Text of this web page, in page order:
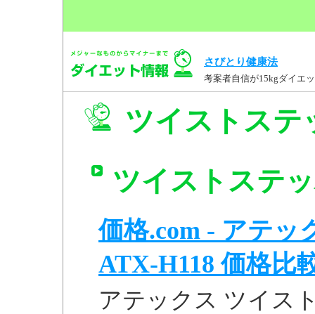
さびとり健康法
考案者自信が15kgダイエ
ツイストステ
ツイストステ
価格.com - アテッ
ATX-H118 価格比
アテックス ツイス